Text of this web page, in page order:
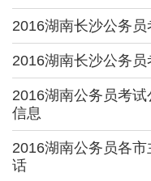
2016湖南长沙公务
2016湖南长沙公务
2016湖南公务员考
信息
2016湖南公务员各
话